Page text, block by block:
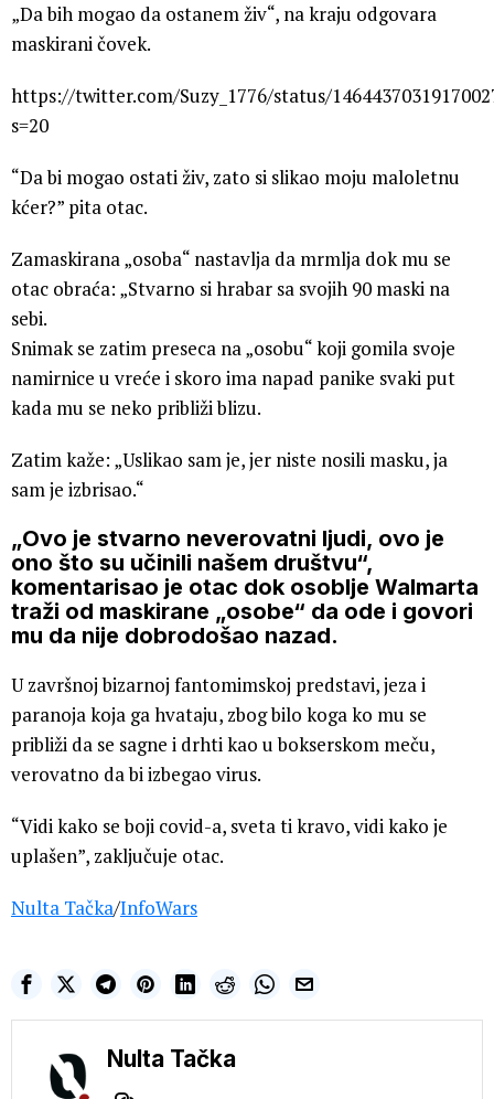
„Da bih mogao da ostanem živ“, na kraju odgovara
maskirani čovek.
https://twitter.com/Suzy_1776/status/
s=20
“Da bi mogao ostati živ, zato si slikao moju maloletnu
kćer?” pita otac.
Zamaskirana „osoba“ nastavlja da mrmlja dok mu se
otac obraća: „Stvarno si hrabar sa svojih 90 maski na
sebi.
Snimak se zatim preseca na „osobu“ koji gomila svoje
namirnice u vreće i skoro ima napad panike svaki put
kada mu se neko približi blizu.
Zatim kaže: „Uslikao sam je, jer niste nosili masku, ja
sam je izbrisao.“
„Ovo je stvarno neverovatni ljudi, ovo je
ono što su učinili našem društvu“,
komentarisao je otac dok osoblje Walmarta
traži od maskirane „osobe“ da ode i govori
mu da nije dobrodošao nazad.
U završnoj bizarnoj fantomimskoj predstavi, jeza i
paranoja koja ga hvataju, zbog bilo koga ko mu se
približi da se sagne i drhti kao u bokserskom meču,
verovatno da bi izbegao virus.
“Vidi kako se boji covid-a, sveta ti kravo, vidi kako je
uplašen”, zaključuje otac.
Nulta Tačka/InfoWars
Nulta Tačka